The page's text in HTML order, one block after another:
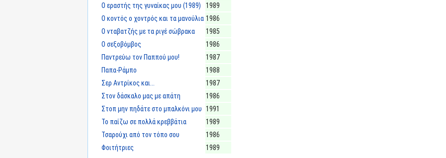
Ο εραστής της γυναίκας μου (1989)
1989
Ο κοντός ο χοντρός και τα μανούλια 1986
Ο νταβατζής με τα ριγέ σώβρακα
1985
Ο σεξοβόμβος
1986
Παντρεύω τον Παππού μου!
1987
Παπα-Ράμπο
1988
Σερ Αντρίκος και...
1987
Στον δάσκαλο μας με απάτη
1986
Στοπ μην πηδάτε στο μπαλκόνι μου 1991
Το παίζω σε πολλά κρεββάτια
1989
Τσαρούχι από τον τόπο σου
1986
Φοιτήτριες
1989